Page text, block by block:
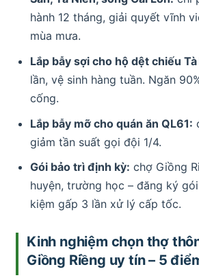
hành 12 tháng, giải quyết vĩnh
mùa mưa.
Lắp bẫy sợi cho hộ dệt chiếu
lần, vệ sinh hàng tuần. Ngăn
cống.
Lắp bẫy mỡ cho quán ăn QL61:
giảm tần suất gọi đội 1/4.
Gói bảo trì định kỳ: chợ Giồng
huyện, trường học – đăng ký
kiệm gấp 3 lần xử lý cấp tốc.
Kinh nghiệm chọn thợ
Giồng Riềng uy tín – 5